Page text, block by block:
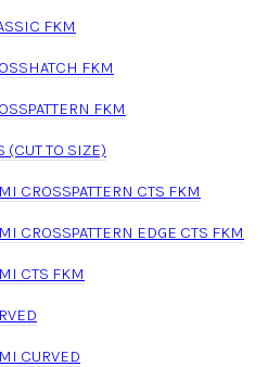
FKM
FKM
FKM
(CUT TO SIZE)
CROSSPATTERN CTS FKM
CROSSPATTERN EDGE CTS FKM
CTS FKM
CURVED